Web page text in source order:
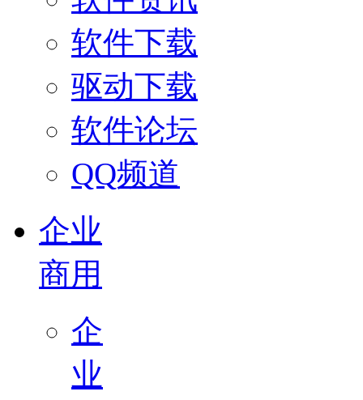
软件下载
驱动下载
软件论坛
QQ频道
企业
商用
企
业